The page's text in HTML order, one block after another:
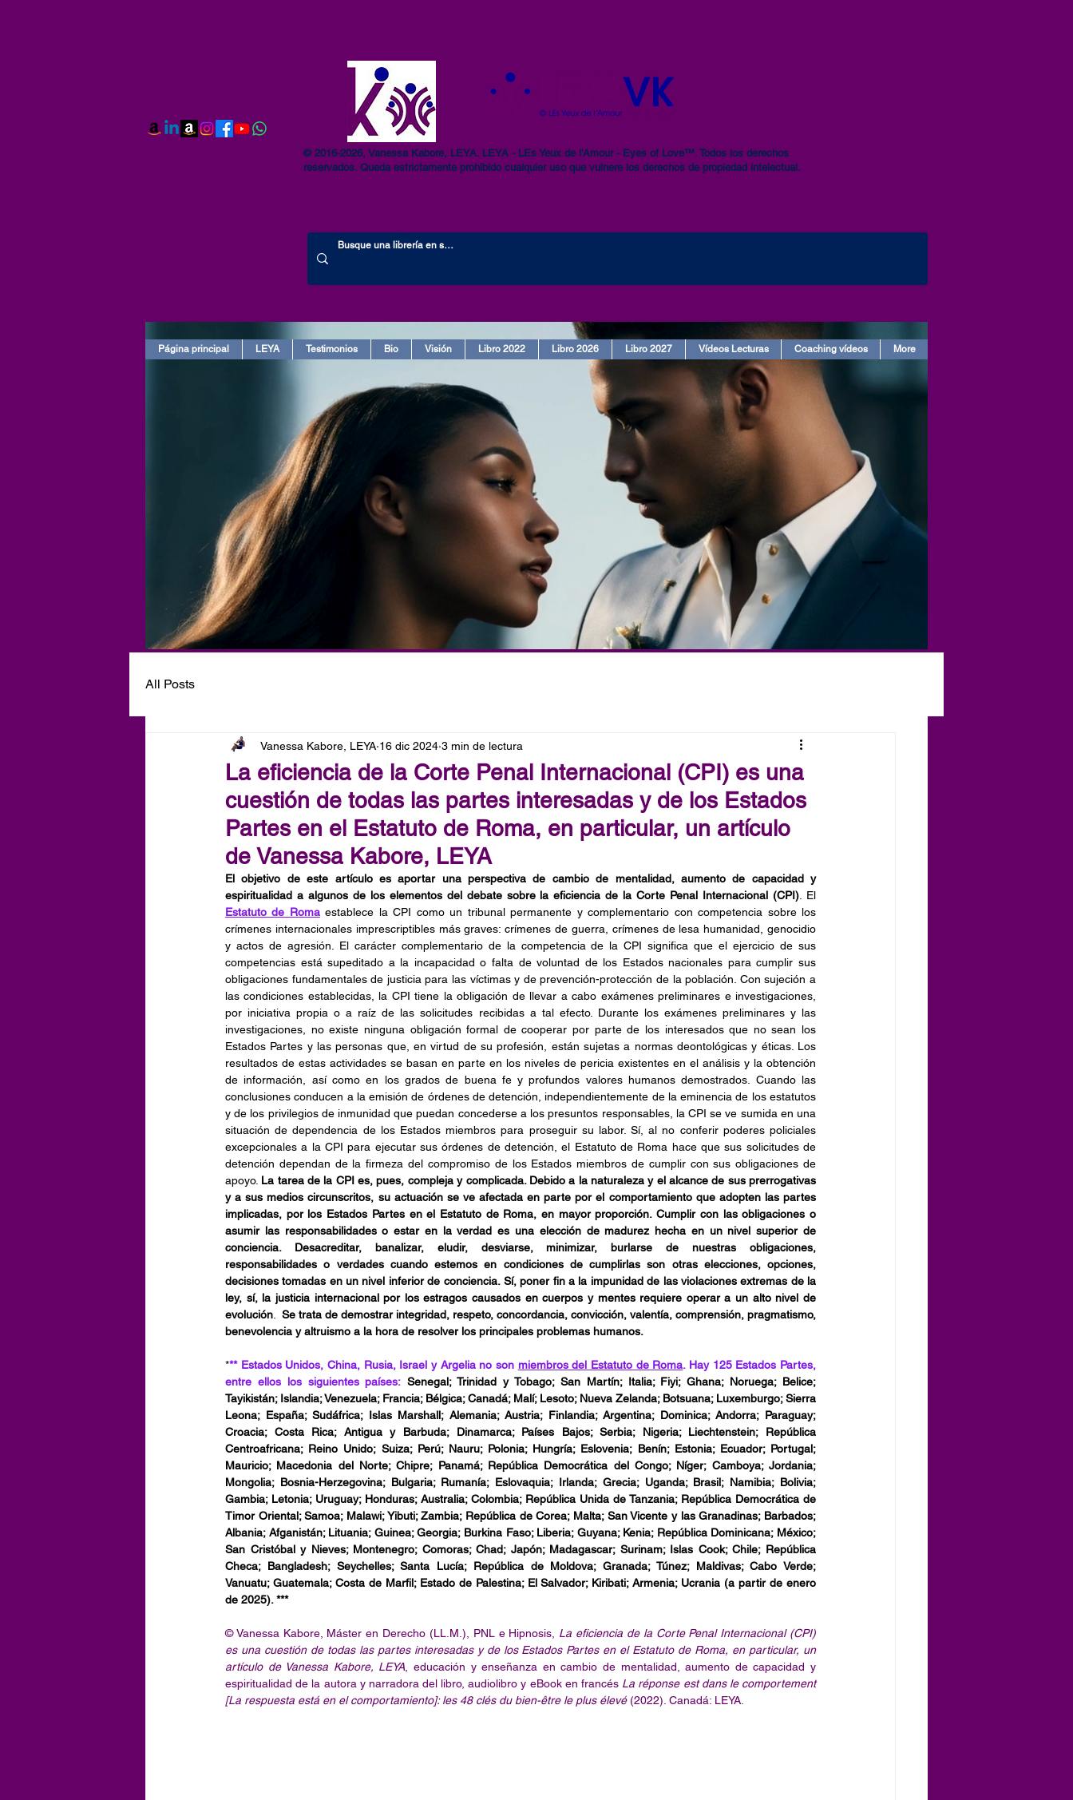
© 2016-2026, Vanessa Kabore, LEYA. LEYA - LEs Yeux de l'Amour - Eyes of Love™. Todos los derechos
reservados. Queda estrictamente prohibido cualquier uso que vulnere los derechos de propiedad intelectual.
Página principal LEYA Testimonios Bio Visión Libro 2022 Libro 2026 Libro 2027 Vídeos Lecturas Coaching vídeos More
All Posts
La eficiencia de la Corte Penal Internacional (CPI) es una
cuestión de todas las partes interesadas y de los Estados
Partes en el Estatuto de Roma, en particular, un artículo
de Vanessa Kabore, LEYA
Vanessa Kabore, LEYA 16 dic 2024 3 min de lectura
El objetivo de este artículo es aportar una perspectiva de cambio de mentalidad, aumento de capacidad y
espiritualidad a algunos de los elementos del debate sobre la eficiencia de la Corte Penal Internacional (CPI)
Estatuto de Roma establece la CPI como un tribunal permanente y complementario con competencia sobre los
crímenes internacionales imprescriptibles más graves: crímenes de guerra, crímenes de lesa humanidad, genocidio
y actos de agresión. El carácter complementario de la competencia de la CPI significa que el ejercicio de sus
competencias está supeditado a la incapacidad o falta de voluntad de los Estados nacionales para cumplir sus
obligaciones fundamentales de justicia para las víctimas y de prevención-protección de la población. Con sujeción a
las condiciones establecidas, la CPI tiene la obligación de llevar a cabo exámenes preliminares e investigaciones,
por iniciativa propia o a raíz de las solicitudes recibidas a tal efecto. Durante los exámenes preliminares y las
investigaciones, no existe ninguna obligación formal de cooperar por parte de los interesados que no sean los
Estados Partes y las personas que, en virtud de su profesión, están sujetas a normas deontológicas y éticas. Los
resultados de estas actividades se basan en parte en los niveles de pericia existentes en el análisis y la obtención
de información, así como en los grados de buena fe y profundos valores humanos demostrados. Cuando las
conclusiones conducen a la emisión de órdenes de detención, independientemente de la eminencia de los estatutos
y de los privilegios de inmunidad que puedan concederse a los presuntos responsables, la CPI se ve sumida en una
situación de dependencia de los Estados miembros para proseguir su labor. Sí, al no conferir poderes policiales
excepcionales a la CPI para ejecutar sus órdenes de detención, el Estatuto de Roma hace que sus solicitudes de
detención dependan de la firmeza del compromiso de los Estados miembros de cumplir con sus obligaciones de
apoyo. La tarea de la CPI es, pues, compleja y complicada. Debido a la naturaleza y el alcance de sus prerrogativas
y a sus medios circunscritos, su actuación se ve afectada en parte por el comportamiento que adopten las partes
implicadas, por los Estados Partes en el Estatuto de Roma, en mayor proporción. Cumplir con las obligaciones o
asumir las responsabilidades o estar en la verdad es una elección de madurez hecha en un nivel superior de
conciencia. Desacreditar, banalizar, eludir, desviarse, minimizar, burlarse de nuestras obligaciones,
responsabilidades o verdades cuando estemos en condiciones de cumplirlas son otras elecciones, opciones,
decisiones tomadas en un nivel inferior de conciencia. Sí, poner fin a la impunidad de las violaciones extremas de la
ley, sí, la justicia internacional por los estragos causados en cuerpos y mentes requiere operar a un alto nivel de
evolución
Se trata de demostrar integridad, respeto, concordancia, convicción, valentía, comprensión, pragmatismo,
benevolencia y altruismo a la hora de resolver los principales problemas humanos.
*** Estados Unidos, China, Rusia, Israel y Argelia no son miembros del Estatuto de Roma. Hay 125 Estados Partes,
entre ellos los siguientes países: Senegal; Trinidad y Tobago; San Martín; Italia; Fiyi; Ghana; Noruega; Belice;
Tayikistán; Islandia; Venezuela; Francia; Bélgica; Canadá; Malí; Lesoto; Nueva Zelanda; Botsuana; Luxemburgo; Sierra
Leona; España; Sudáfrica; Islas Marshall; Alemania; Austria; Finlandia; Argentina; Dominica; Andorra; Paraguay;
Croacia; Costa Rica; Antigua y Barbuda; Dinamarca; Países Bajos; Serbia; Nigeria; Liechtenstein; República
Centroafricana; Reino Unido; Suiza; Perú; Nauru; Polonia; Hungría; Eslovenia; Benín; Estonia; Ecuador; Portugal;
Mauricio; Macedonia del Norte; Chipre; Panamá; República Democrática del Congo; Níger; Camboya; Jordania;
Mongolia; Bosnia-Herzegovina; Bulgaria; Rumanía; Eslovaquia; Irlanda; Grecia; Uganda; Brasil; Namibia; Bolivia;
Gambia; Letonia; Uruguay; Honduras; Australia; Colombia; República Unida de Tanzania; República Democrática de
Timor Oriental; Samoa; Malawi; Yibuti; Zambia; República de Corea; Malta; San Vicente y las Granadinas; Barbados;
Albania; Afganistán; Lituania; Guinea; Georgia; Burkina Faso; Liberia; Guyana; Kenia; República Dominicana; México;
San Cristóbal y Nieves; Montenegro; Comoras; Chad; Japón; Madagascar; Surinam; Islas Cook; Chile; República
Checa; Bangladesh; Seychelles; Santa Lucía; República de Moldova; Granada; Túnez; Maldivas; Cabo Verde;
Vanuatu; Guatemala; Costa de Marfil; Estado de Palestina; El Salvador; Kiribati; Armenia; Ucrania (a partir de enero
de 2025). ***
© Vanessa Kabore, Máster en Derecho (LL.M.), PNL e Hipnosis, La eficiencia de la Corte Penal Internacional (CPI)
es una cuestión de todas las partes interesadas y de los Estados Partes en el Estatuto de Roma, en particular, un
artículo de Vanessa Kabore, LEYA , educación y enseñanza en cambio de mentalidad, aumento de capacidad y
espiritualidad de la autora y narradora del libro, audiolibro y eBook en francés La réponse est dans le comportement
[La respuesta está en el comportamiento]: les 48 clés du bien-être le plus élevé (2022). Canadá: LEYA.